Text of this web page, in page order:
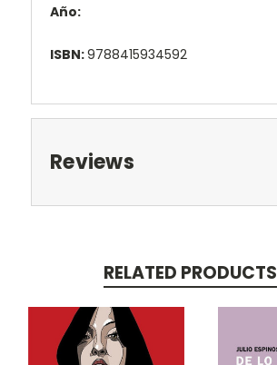
Año:
ISBN:9788415934592
Reviews
RELATED PRODUCTS